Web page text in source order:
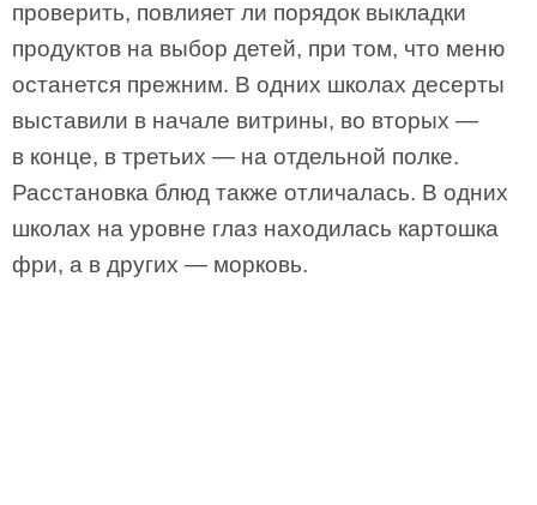
проверить, повлияет ли порядок выкладки
продуктов на выбор детей, при том, что меню
останется прежним. В одних школах десерты
выставили в начале витрины, во вторых —
в конце, в третьих — на отдельной полке.
Расстановка блюд также отличалась. В одних
школах на уровне глаз находилась картошка
фри, а в других — морковь.